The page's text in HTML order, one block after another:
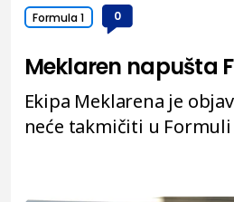
Formula 1 0
Meklaren napušta
Ekipa Meklarena je
neće takmičiti u Formuli